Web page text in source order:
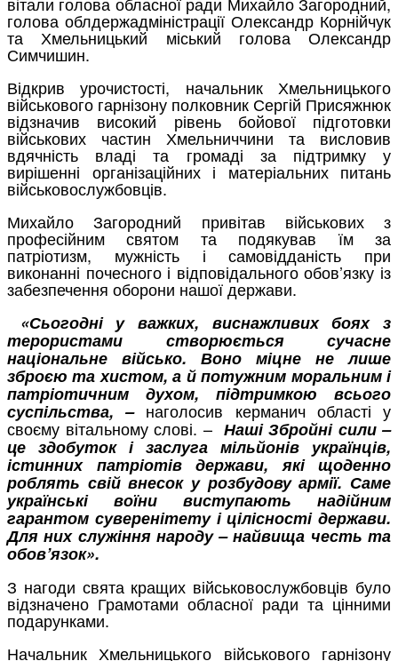
голова облдержадміністрації Олександр Корнійчук
та Хмельницький міський голова Олександр
Симчишин.
Відкрив урочистості, начальник Хмельницького
військового гарнізону полковник Сергій Присяжнюк
відзначив високий рівень бойової підготовки
військових частин Хмельниччини та висловив
вдячність владі та громаді за підтримку у
вирішенні організаційних і матеріальних питань
військовослужбовців.
Михайло Загородний привітав військових з
професійним святом та подякував їм за
патріотизм, мужність і самовідданість при
виконанні почесного і відповідального обов’язку із
забезпечення оборони нашої держави.
«Сьогодні у важких, виснажливих боях з
терористами створюється сучасне
національне військо. Воно міцне не лише
зброєю та хистом, а й потужним моральним і
патріотичним духом, підтримкою всього
суспільства, – наголосив керманич області у
своєму вітальному слові. – Наші Збройні сили –
це здобуток і заслуга мільйонів українців,
істинних патріотів держави, які щоденно
роблять свій внесок у розбудову армії. Саме
українські воїни виступають надійним
гарантом суверенітету і цілісності держави.
Для них служіння народу – найвища честь та
обов’язок».
З нагоди свята кращих військовослужбовців було
відзначено Грамотами обласної ради та цінними
подарунками.
Начальник Хмельницького військового гарнізону